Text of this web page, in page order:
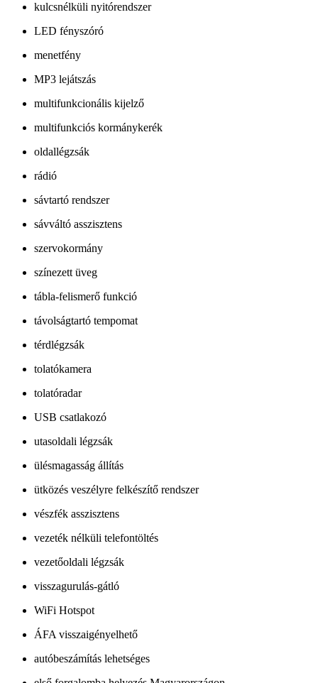
kulcsnélküli nyitórendszer
LED fényszóró
menetfény
MP3 lejátszás
multifunkcionális kijelző
multifunkciós kormánykerék
oldallégzsák
rádió
sávtartó rendszer
sávváltó asszisztens
szervokormány
színezett üveg
tábla-felismerő funkció
távolságtartó tempomat
térdlégzsák
tolatókamera
tolatóradar
USB csatlakozó
utasoldali légzsák
ülésmagasság állítás
ütközés veszélyre felkészítő rendszer
vészfék asszisztens
vezeték nélküli telefontöltés
vezetőoldali légzsák
visszagurulás-gátló
WiFi Hotspot
ÁFA visszaigényelhető
autóbeszámítás lehetséges